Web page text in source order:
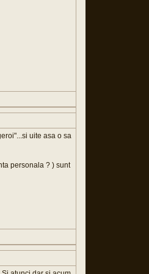
uite asa o sa
personala ? ) sunt